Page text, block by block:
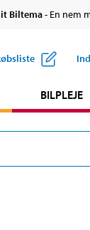
Biltema- En nem
BILPLEJE